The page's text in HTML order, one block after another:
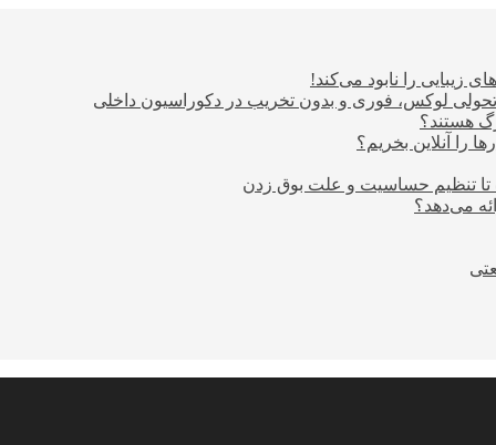
زیبایی را نابود می‌کند!
تحولی لوکس، فوری و بدون تخریب در دکوراسیون داخلی
را آنلاین بخریم؟
تا تنظیم حساسیت و علت بوق زدن